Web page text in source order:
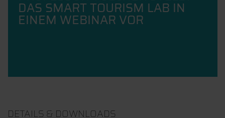
DAS SMART TOURISM LAB IN
EINEM WEBINAR VOR
DETAILS & DOWNLOADS